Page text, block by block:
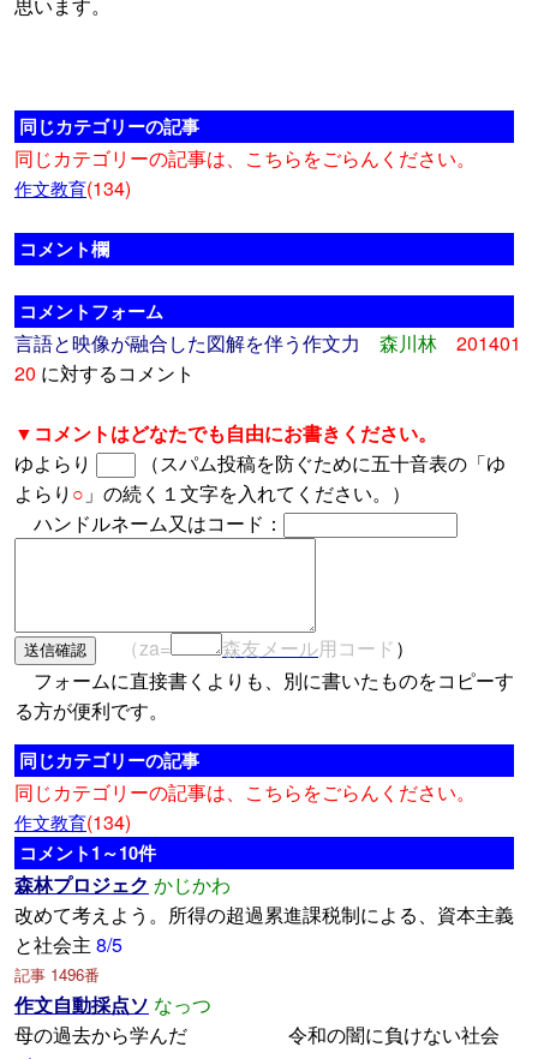
同じカテゴリーの記事
同じカテゴリーの記事は、こちらをごらんください。
作文教育(134)
コメント欄
コメントフォーム
言語と映像が融合した図解を伴う作文力 森川林
201401
20 に対するコメント
▼コメントはどなたでも自由にお書きください。
ゆよらり
（スパム投稿を防ぐために五十音表の「ゆ
よらり ○ 」の続く１文字を入れてください。）
ハンドルネーム又はコード：
（za= 森友メール用コード）
フォームに直接書くよりも、別に書いたものをコピーす
る方が便利です。
同じカテゴリーの記事
同じカテゴリーの記事は、こちらをごらんください。
作文教育(134)
コメント1～10件
森林プロジェク かじかわ
改めて考えよう。所得の超過累進課税制による、資本主義
と社会主 8/5
記事 1496番
作文自動採点ソ なっつ
母の過去から学んだ 令和の闇に負けない社会